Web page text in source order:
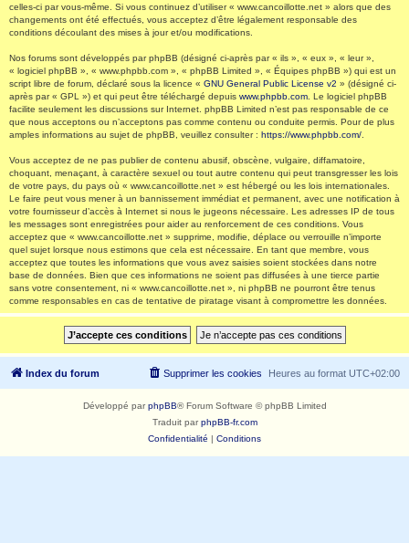
celles-ci par vous-même. Si vous continuez d’utiliser « www.cancoillotte.net » alors que des
changements ont été effectués, vous acceptez d’être légalement responsable des
conditions découlant des mises à jour et/ou modifications.
Nos forums sont développés par phpBB (désigné ci-après par « ils », « eux », « leur »,
« logiciel phpBB », « www.phpbb.com », « phpBB Limited », « Équipes phpBB ») qui est un
script libre de forum, déclaré sous la licence « GNU General Public License v2 » (désigné ci-
après par « GPL ») et qui peut être téléchargé depuis www.phpbb.com . Le logiciel phpBB
facilite seulement les discussions sur Internet. phpBB Limited n’est pas responsable de ce
que nous acceptons ou n’acceptons pas comme contenu ou conduite permis. Pour de plus
amples informations au sujet de phpBB, veuillez consulter : https://www.phpbb.com/
Vous acceptez de ne pas publier de contenu abusif, obscène, vulgaire, diffamatoire,
choquant, menaçant, à caractère sexuel ou tout autre contenu qui peut transgresser les lois
de votre pays, du pays où « www.cancoillotte.net » est hébergé ou les lois internationales.
Le faire peut vous mener à un bannissement immédiat et permanent, avec une notification à
votre fournisseur d’accès à Internet si nous le jugeons nécessaire. Les adresses IP de tous
les messages sont enregistrées pour aider au renforcement de ces conditions. Vous
acceptez que « www.cancoillotte.net » supprime, modifie, déplace ou verrouille n’importe
quel sujet lorsque nous estimons que cela est nécessaire. En tant que membre, vous
acceptez que toutes les informations que vous avez saisies soient stockées dans notre
base de données. Bien que ces informations ne soient pas diffusées à une tierce partie
sans votre consentement, ni « www.cancoillotte.net », ni phpBB ne pourront être tenus
comme responsables en cas de tentative de piratage visant à compromettre les données.
Index du forum Heures au format UTC+02:00
Supprimer les cookies
Développé parphpBB® Forum Software © phpBB Limited
Traduit parphpBB-fr.com
Confidentialité | Conditions